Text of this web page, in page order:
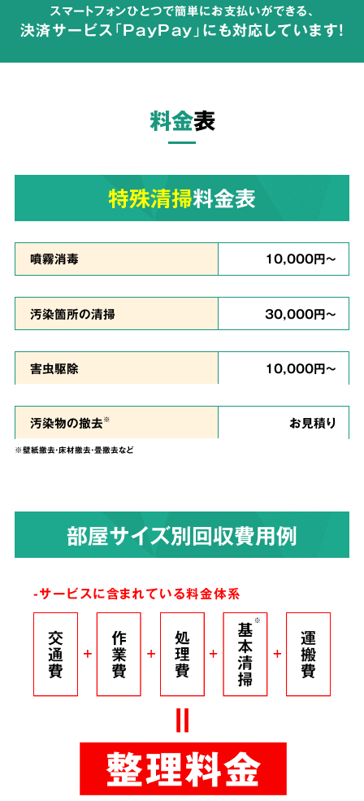
が広がらないよう配慮して体液や汚物の汚れを
ご依頼者様の気持ちに
対応
真心を
込めて対応
私たちは、
ご依頼者様のお気持ちに寄り添い、
いで誠心誠意を尽くして作業させていただきま
す。
染みついたあらゆる臭いも
解決！完全脱臭除去保証
根こそぎ
脱臭
ありとあらゆる脱臭機を試したにもかかわらず
臭いが完全に取れずにお困りの時は、ぜひ当社
スマートフォンひとつで簡単にお支払いができる、
決済サービス「PayPay」にも対応しています!
料金表
特殊清掃料金表
噴霧消毒 10,000円～
汚染箇所の清掃 30,000円～
害虫駆除 10,000円～
汚染物の撤去※ お見積り
※壁紙撤去・床材撤去・畳撤去など
部屋サイズ別回収費用例
-サービスに含まれている料金体系